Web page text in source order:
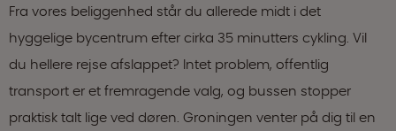
Fra vores beliggenhed står du allerede midt i det
hyggelige bycentrum efter cirka 35 minutters cykling. Vil
du hellere rejse afslappet? Intet problem, offentlig
transport er et fremragende valg, og bussen stopper
praktisk talt lige ved døren. Groningen venter på dig til en